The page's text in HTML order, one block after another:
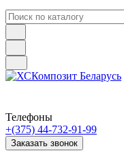
Телефоны
+(375) 44-732-91-99
Заказать звонок